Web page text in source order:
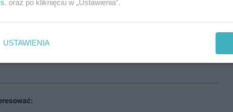
także pogotowie ratunkowe.
dalszą opiekę nad dziewczyną, oceniając jej stan
Zadecydowali o przewiezieniu nastolatki do
. oraz po kliknięciu w „Ustawienia”.
USTAWIENIA